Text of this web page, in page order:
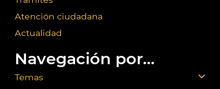
Atención ciudadana
Actualidad
Navegación por...
Temas